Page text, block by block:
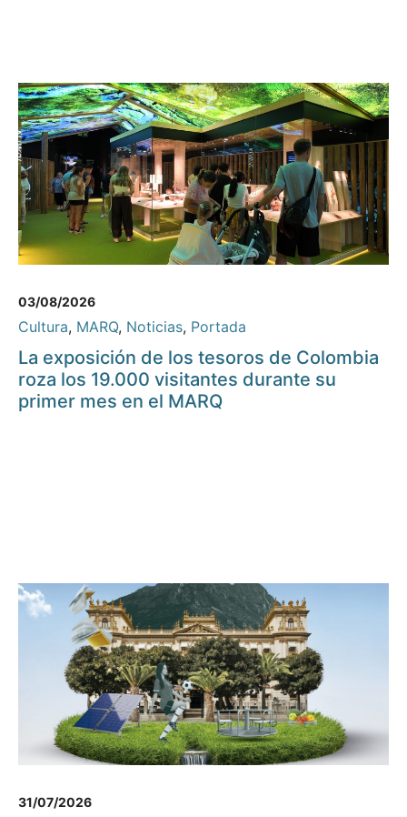
03/08/2026
Cultura, MARQ, Noticias, Portada
La exposición de los tesoros de Colombia
roza los 19.000 visitantes durante su
primer mes en el MARQ
31/07/2026